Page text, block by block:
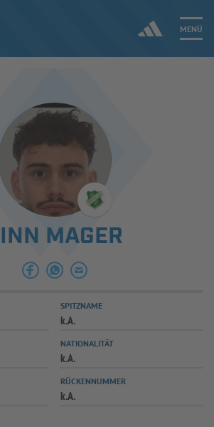
MENÜ
SPIELPLUS
MAGER
SPITZNAME
k.A.
NATIONALITÄT
k.A.
RÜCKENNUMMER
k.A.